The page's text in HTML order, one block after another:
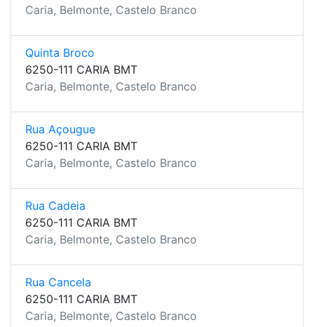
Caria, Belmonte, Castelo Branco
Quinta Broco
6250-111 CARIA BMT
Caria, Belmonte, Castelo Branco
Rua Açougue
6250-111 CARIA BMT
Caria, Belmonte, Castelo Branco
Rua Cadeia
6250-111 CARIA BMT
Caria, Belmonte, Castelo Branco
Rua Cancela
6250-111 CARIA BMT
Caria, Belmonte, Castelo Branco